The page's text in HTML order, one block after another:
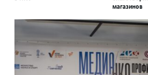
магазинов